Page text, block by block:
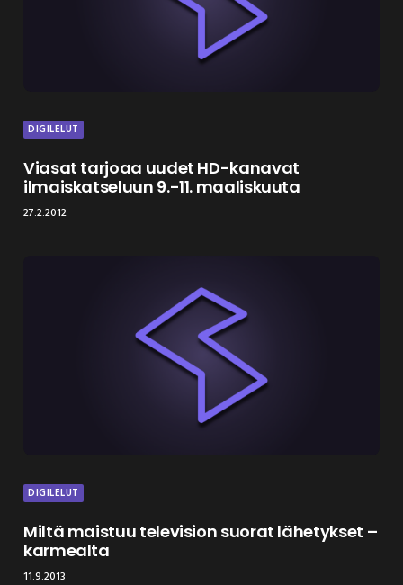
DIGILELUT
Viasat tarjoaa uudet HD-kanavat
ilmaiskatseluun 9.-11. maaliskuuta
27.2.2012
DIGILELUT
Miltä maistuu television suorat lähetykset –
karmealta
11.9.2013